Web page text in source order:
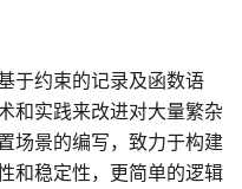
于约束的记录及函数语
和实践来改进对大量繁杂
场景的编写，致力于构建
和稳定性，更简单的逻辑